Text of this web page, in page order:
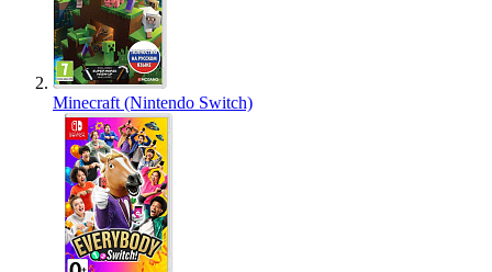
Minecraft (Nintendo Switch)